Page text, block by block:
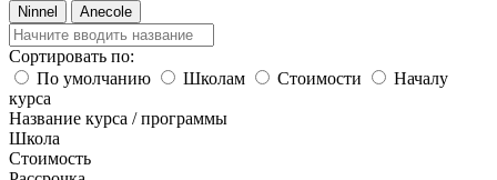
Ninnel Anecole
Сортировать по:
По умолчанию
Школам Стоимости
Началу
курса
Название курса / программы
Школа
Стоимость